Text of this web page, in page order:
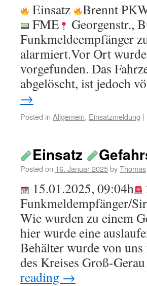
Einsatz Brennt
FME
Georgenstr.,
Funkmeldeempfänger
alarmiert.Vor Ort
vorgefunden. Das
abgelöscht, ist jedoch
→
Posted in Allgemein, Einsatzmeldung |
Einsatz
Posted on 16. Januar 2025byThomas
15.01.2025, 09:04h
Funkmeldempfänger/
Wie wurden zu einem
hier wurde eine
Behälter wurde von
des Kreises Groß-
reading →